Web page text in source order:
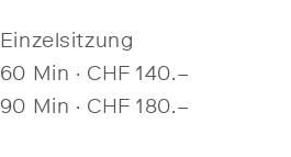
Einzelsitzung
60 Min · CHF 140.–
90 Min​ · CHF 180.–